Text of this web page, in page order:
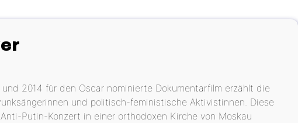
2014 für den Oscar nominierte Dokumentarfilm erzählt die
und politisch-feministische Aktivistinnen. Diese
Putin-Konzert in einer orthodoxen Kirche von Moskau